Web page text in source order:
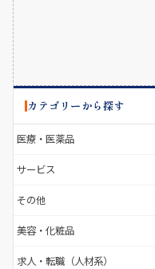
カテゴリーから探す
医療・医薬品
サービス
その他
美容・化粧品
求人・転職（人材系）